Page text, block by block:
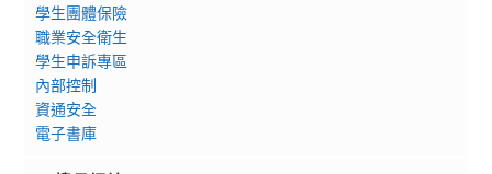
學生團體保險
職業安全衛生
學生申訴專區
內部控制
資通安全
電子書庫